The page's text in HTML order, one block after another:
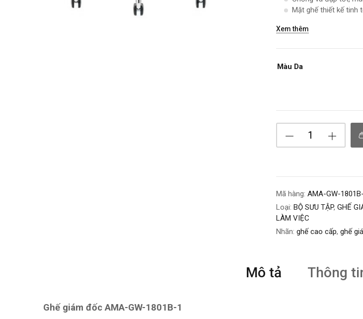
Mặt ghế thiết kế tinh
Xem thêm
Màu Da
Mã hàng: AMA-GW-
Loại: BỘ SƯU TẬP, GHẾ
LÀM VIỆC
Nhãn: ghế cao cấp, ghế
Mô tả Thông
Ghế giám đốc AMA-GW-1801B-1